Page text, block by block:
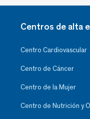
Centros de alta
Centro Cardiovascular
Centro de Cáncer
Centro de la Mujer
Centro de Nutrición y